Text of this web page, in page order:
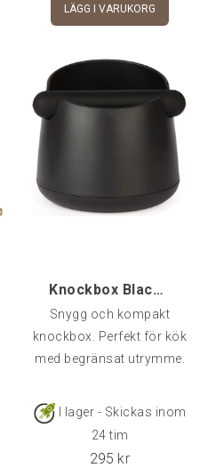
LÄGG I VARUKORG
Knockbox Black Angle
Snygg och kompakt
knockbox. Perfekt för kök
med begränsat utrymme.
I lager - Skickas inom
24 tim
295 kr